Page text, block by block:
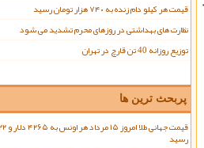
قیمت هر کیلو دام زنده به ۷۴۰ هزار تومان رسید
نظارت های بهداشتی در روزهای محرم تشدید می شود
توزیع روزانه 40 تن قارچ در تهران
پربحث ترین ها
رسید